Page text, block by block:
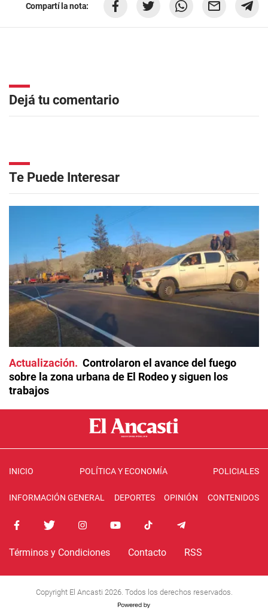
Compartí la nota:
Dejá tu comentario
Te Puede Interesar
Actualización
Controlaron el avance del fuego
sobre la zona urbana de El Rodeo y siguen los
trabajos
INICIO POLÍTICA Y ECONOMÍA POLICIALES
INFORMACIÓN GENERAL DEPORTES OPINIÓN CONTENIDOS
Términos y Condiciones Contacto RSS
Copyright El Ancasti 2026. Todos los derechos reservados.